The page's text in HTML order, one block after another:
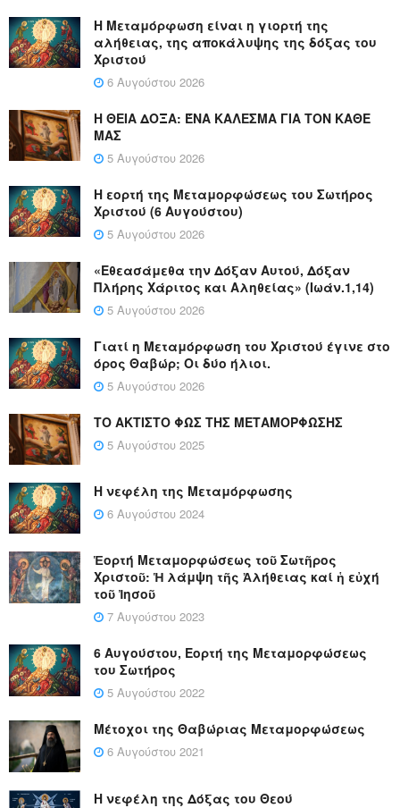
Η Μεταμόρφωση είναι η γιορτή της
αλήθειας, της αποκάλυψης της δόξας του
Χριστού
6 Αυγούστου 2026
Η ΘΕΙΑ ΔΟΞΑ: ΈΝΑ ΚΑΛΕΣΜΑ ΓΙΑ ΤΟΝ ΚΑΘΕ
ΜΑΣ
5 Αυγούστου 2026
Η εορτή της Μεταμορφώσεως του Σωτήρος
Χριστού (6 Αυγούστου)
5 Αυγούστου 2026
«Εθεασάμεθα την Δόξαν Αυτού, Δόξαν
Πλήρης Χάριτος και Αληθείας» (Ιωάν.1,14)
5 Αυγούστου 2026
Γιατί η Μεταμόρφωση του Χριστού έγινε στο
όρος Θαβώρ; Οι δύο ήλιοι.
5 Αυγούστου 2026
ΤΟ ΑΚΤΙΣΤΟ ΦΩΣ ΤΗΣ ΜΕΤΑΜΟΡΦΩΣΗΣ
5 Αυγούστου 2025
Η νεφέλη της Μεταμόρφωσης
6 Αυγούστου 2024
Ἑορτή Μεταμορφώσεως τοῦ Σωτῆρος
Χριστοῦ: Ἡ λάμψη τῆς Ἀλήθειας καί ἡ εὐχή
τοῦ Ἰησοῦ
7 Αυγούστου 2023
6 Αυγούστου, Εορτή της Μεταμορφώσεως
του Σωτήρος
5 Αυγούστου 2022
Μέτοχοι της Θαβώριας Μεταμορφώσεως
6 Αυγούστου 2021
Η νεφέλη της Δόξας του Θεού